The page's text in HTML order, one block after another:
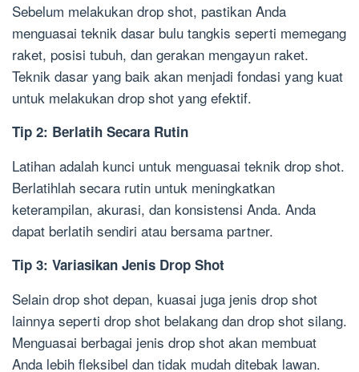
Sebelum melakukan drop shot, pastikan Anda
menguasai teknik dasar bulu tangkis seperti memegang
raket, posisi tubuh, dan gerakan mengayun raket.
Teknik dasar yang baik akan menjadi fondasi yang kuat
untuk melakukan drop shot yang efektif.
Tip 2: Berlatih Secara Rutin
Latihan adalah kunci untuk menguasai teknik drop shot.
Berlatihlah secara rutin untuk meningkatkan
keterampilan, akurasi, dan konsistensi Anda. Anda
dapat berlatih sendiri atau bersama partner.
Tip 3: Variasikan Jenis Drop Shot
Selain drop shot depan, kuasai juga jenis drop shot
lainnya seperti drop shot belakang dan drop shot silang.
Menguasai berbagai jenis drop shot akan membuat
Anda lebih fleksibel dan tidak mudah ditebak lawan.